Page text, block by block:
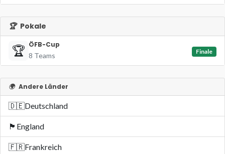
🏆 Pokale
🏆 ÖFB-Cup
8 Teams
Finale
🌍 Andere Länder
🇩🇪Deutschland
🏴󠁧󠁢󠁥󠁮󠁧󠁿 England
🇫🇷Frankreich